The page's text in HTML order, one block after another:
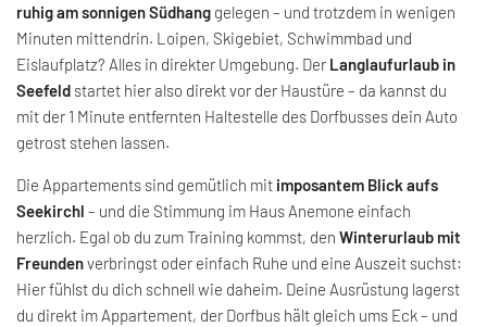
ruhig am sonnigen Südhang gelegen – und trotzdem in wenigen
Minuten mittendrin. Loipen, Skigebiet, Schwimmbad und
Eislaufplatz? Alles in direkter Umgebung. Der Langlaufurlaub in
Seefeld startet hier also direkt vor der Haustüre – da kannst du
mit der 1 Minute entfernten Haltestelle des Dorfbusses dein Auto
getrost stehen lassen.
Die Appartements sind gemütlich mit imposantem Blick aufs
Seekirchl – und die Stimmung im Haus Anemone einfach
herzlich. Egal ob du zum Training kommst, den Winterurlaub mit
Freundenverbringst oder einfach Ruhe und eine Auszeit suchst:
Hier fühlst du dich schnell wie daheim. Deine Ausrüstung lagerst
du direkt im Appartement, der Dorfbus hält gleich ums Eck – und